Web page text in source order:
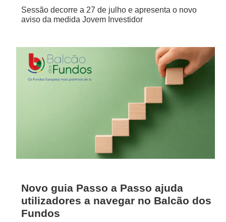
Sessão decorre a 27 de julho e apresenta o novo
aviso da medida Jovem Investidor
Novo guia Passo a Passo ajuda
utilizadores a navegar no Balcão dos
Fundos